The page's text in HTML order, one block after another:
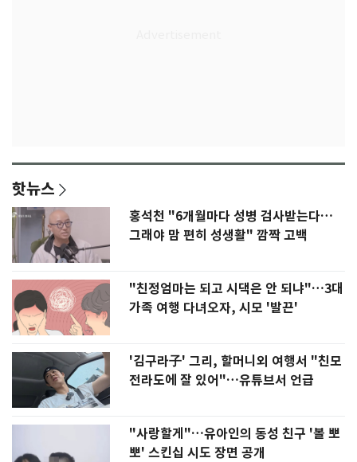
핫뉴스
홍석천 "6개월마다 성병 검사받는다…
그래야 맘 편히 성생활" 깜짝 고백
"친정엄마는 되고 시댁은 안 되냐"…3대
가족 여행 다녀오자, 시모 '발끈'
'김구라子' 그리, 할머니외 여행서 "친모
전라도에 잘 있어"…유튜브서 언급
"사랑할게"…유아인의 동성 친구 '볼 뽀
뽀' 스킨십 시도 장면 공개